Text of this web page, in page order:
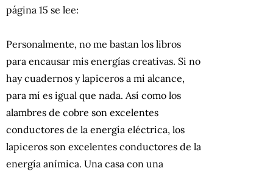
página 15 se lee:
Personalmente, no me bastan los libros
para encausar mis energías creativas. Si no
hay cuadernos y lapiceros a mi alcance,
para mí es igual que nada. Así como los
alambres de cobre son excelentes
conductores de la energía eléctrica, los
lapiceros son excelentes conductores de la
energía anímica. Una casa con una